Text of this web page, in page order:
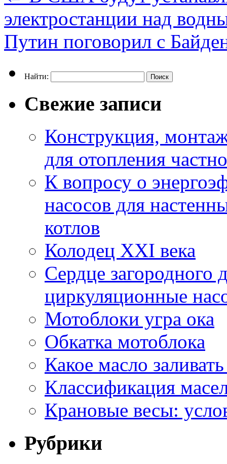
электростанции над
Путин поговорил с
Найти:
Свежие записи
Конструкция,
для отопления
К вопросу о
насосов для
котлов
Колодец XXI века
Сердце загородного
циркуляционные
Мотоблоки угра ока
Обкатка мотоблока
Какое масло
Классификация
Крановые весы:
Рубрики